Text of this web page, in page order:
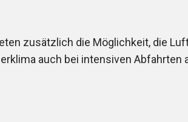
zusätzlich die Möglichkeit, die
auch bei intensiven Abfahrten